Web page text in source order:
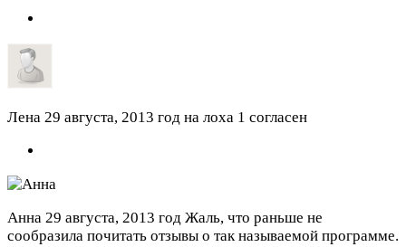
Лена 29 августа, 2013 год на лоха 1 согласен
Анна 29 августа, 2013 год Жаль, что раньше не
сообразила почитать отзывы о так называемой программе.